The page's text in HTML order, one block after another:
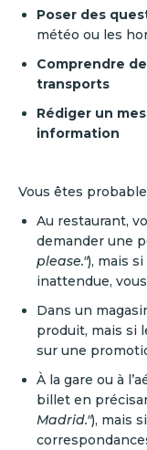
Poser des
météo ou les
Comprendre
transports
Rédiger un
information
Vous êtes
Au restaurant,
demander une
please."), mais
inattendue,
Dans un
produit, mais si
sur une
À la gare ou à
billet en
Madrid."), mais